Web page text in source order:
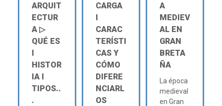
ARQUIT
ECTUR
A ▷
QUÉ ES
Ι
HISTOR
IA Ι
TIPOS..
.
CARGA
Ι
CARAC
TERÍSTI
CAS Y
CÓMO
DIFERE
NCIARL
OS
A
MEDIEV
AL EN
GRAN
BRETA
ÑA
La época
medieval
en Gran